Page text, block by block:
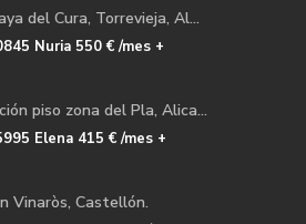
del Cura, Torrevieja, Al...
Nuria 550 €/mes +
piso zona del Pla, Alica...
Elena 415 €/mes +
Vinaròs, Castellón.